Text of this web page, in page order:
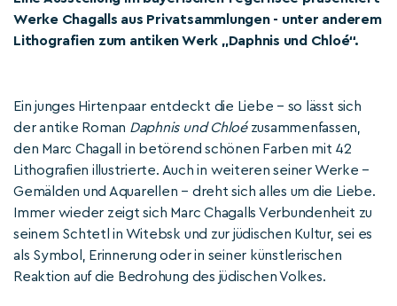
Werke Chagalls aus Privatsammlungen - unter anderem
Lithografien zum antiken Werk „Daphnis und Chloé“.
Ein junges Hirtenpaar entdeckt die Liebe – so lässt sich
der antike Roman Daphnis und Chloézusammenfassen,
den Marc Chagall in betörend schönen Farben mit 42
Lithografien illustrierte. Auch in weiteren seiner Werke –
Gemälden und Aquarellen – dreht sich alles um die Liebe.
Immer wieder zeigt sich Marc Chagalls Verbundenheit zu
seinem Schtetl in Witebsk und zur jüdischen Kultur, sei es
als Symbol, Erinnerung oder in seiner künstlerischen
Reaktion auf die Bedrohung des jüdischen Volkes.